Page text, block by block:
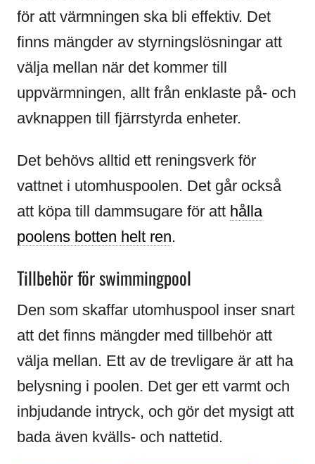
för att värmningen ska bli effektiv. Det
finns mängder av styrningslösningar att
välja mellan när det kommer till
uppvärmningen, allt från enklaste på- och
avknappen till fjärrstyrda enheter.
Det behövs alltid ett reningsverk för
vattnet i utomhuspoolen. Det går också
att köpa till dammsugare för att hålla
poolens botten helt ren.
Tillbehör för swimmingpool
Den som skaffar utomhuspool inser snart
att det finns mängder med tillbehör att
välja mellan. Ett av de trevligare är att ha
belysning i poolen. Det ger ett varmt och
inbjudande intryck, och gör det mysigt att
bada även kvälls- och nattetid.